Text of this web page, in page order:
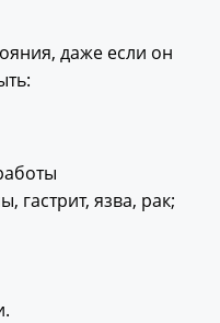
даже если он
гастрит, язва, рак;